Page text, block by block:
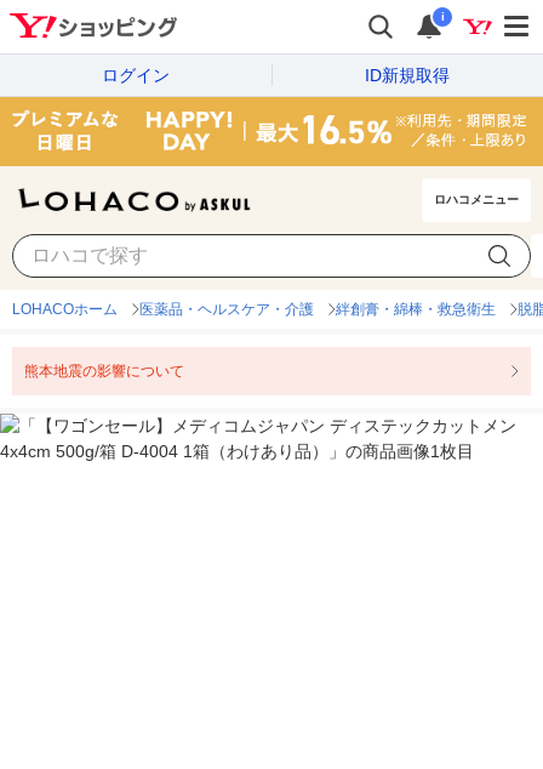
i
ログイン ID新規取得
ロハコメニュー
LOHACOホーム 医薬品・ヘルスケア・介護 絆創膏・綿棒・救急衛生 脱
熊本地震の影響について